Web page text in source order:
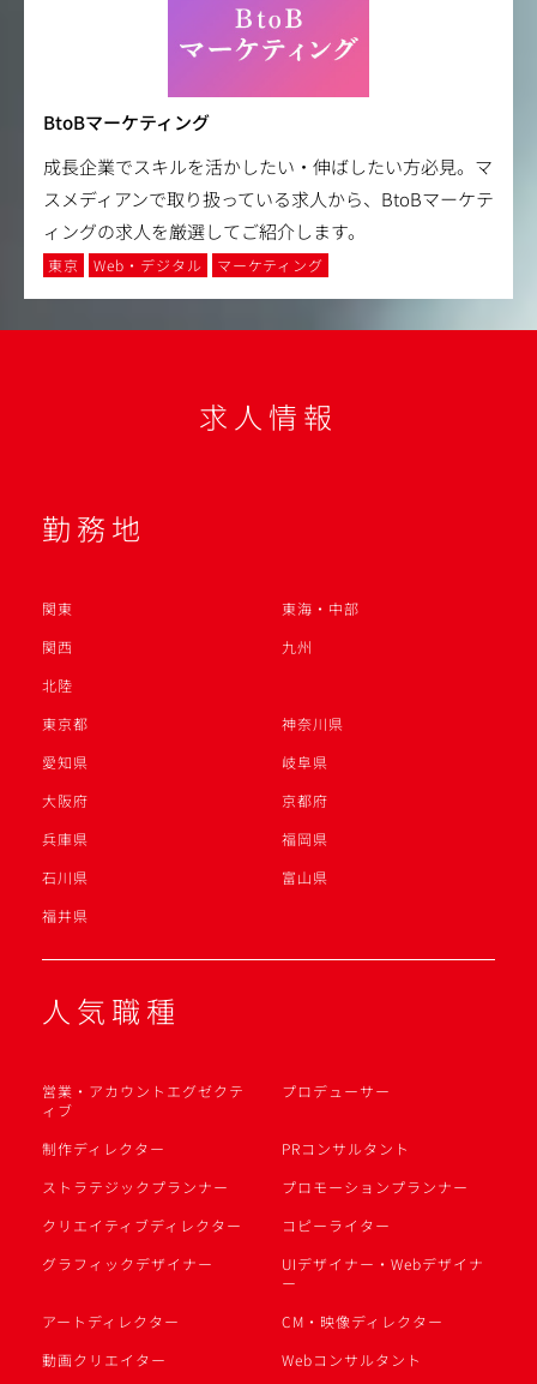
BtoBマーケティング
成長企業でスキルを活かしたい・伸ばしたい方必見。マ
スメディアンで取り扱っている求人から、BtoBマーケテ
ィングの求人を厳選してご紹介します。
東京 Web・デジタル マーケティング
求人情報
勤務地
関東
東海・中部
関西
九州
北陸
東京都
神奈川県
愛知県
岐阜県
大阪府
京都府
兵庫県
福岡県
石川県
富山県
福井県
人気職種
営業・アカウントエグゼクテ
ィブ
プロデューサー
制作ディレクター
PRコンサルタント
ストラテジックプランナー
プロモーションプランナー
クリエイティブディレクター
コピーライター
グラフィックデザイナー
UIデザイナー・Webデザイナ
ー
アートディレクター
CM・映像ディレクター
動画クリエイター
Webコンサルタント